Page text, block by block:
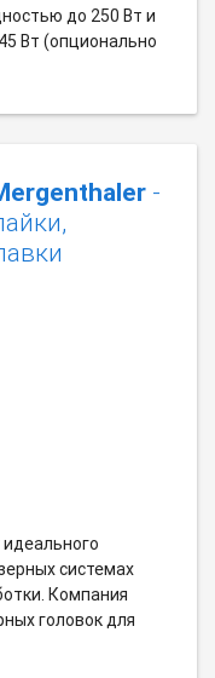
до 250 Вт и
Вт (опционально
-
системах
Компания
головок для